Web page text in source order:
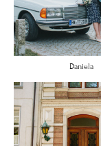
Daniela